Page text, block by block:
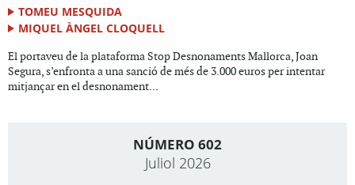
TOMEU MESQUIDA
MIQUEL ÀNGEL CLOQUELL
El portaveu de la plataforma Stop Desnonaments Mallorca, Joan
Segura, s’enfronta a una sanció de més de 3.000 euros per intentar
mitjançar en el desnonament...
NÚMERO 602
Juliol 2026